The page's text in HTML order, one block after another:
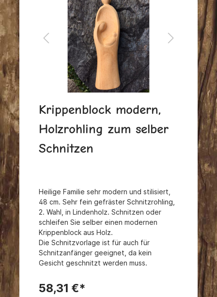
Krippenblock modern,
Holzrohling zum selber
Schnitzen
Heilige Familie sehr modern und stilisiert,
48 cm. Sehr fein gefräster Schnitzrohling,
2. Wahl, in Lindenholz. Schnitzen oder
schleifen Sie selber einen modernen
Krippenblock aus Holz.
Die Schnitzvorlage ist für auch für
Schnitzanfänger geeignet, da kein
Gesicht geschnitzt werden muss.
58,31 €*